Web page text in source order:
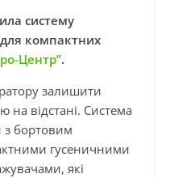
систему
компактних
Центр”.
залишити
на відстані. Система
з бортовим
гусеничними
які